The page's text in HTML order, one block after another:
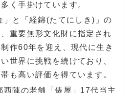
く手掛けています。
」と「経錦(たてにしき)」の
重要無形文化財に指定され
作60年を迎え、現代に生き
世界に挑戦を続けており、
も高い評価を得ています。
西陣の老舗「俵屋」17代当主